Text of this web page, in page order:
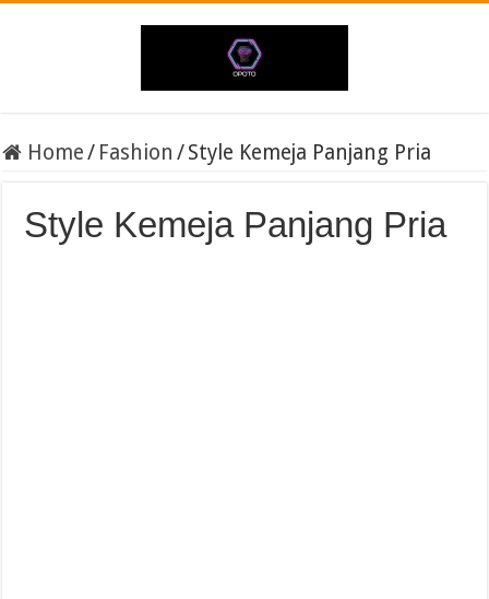
Home/ Fashion /Style Kemeja Panjang Pria
Style Kemeja Panjang Pria